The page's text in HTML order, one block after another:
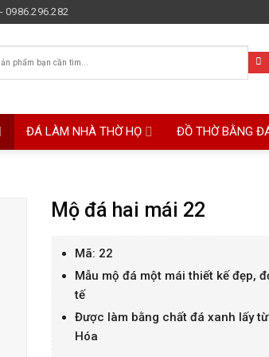
0986.296.282
ĐÁ LÀM NHÀ THỜ HỌ ĐỒ THỜ BẰNG
Mộ đá hai mái 22
Mã: 22
Mẫu mộ đá một mái thiết kế đẹp,
tế
Được làm bằng chất đá xanh lấy
Hóa